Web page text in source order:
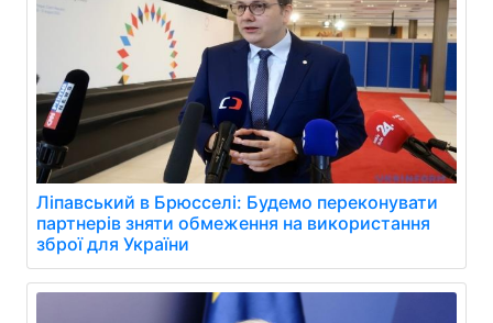
Ліпавський в Брюсселі: Будемо переконувати
партнерів зняти обмеження на використання
зброї для України